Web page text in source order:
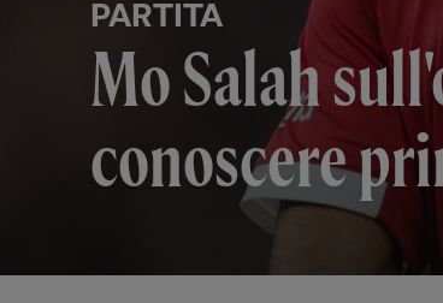
PARTITA
Mo Salah
conoscere